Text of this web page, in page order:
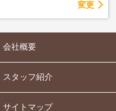
変更
会社概要
スタッフ紹介
サイトマップ